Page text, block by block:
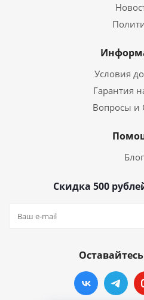
Условия
Гарантия
Вопросы и
Блог
Скидка 500